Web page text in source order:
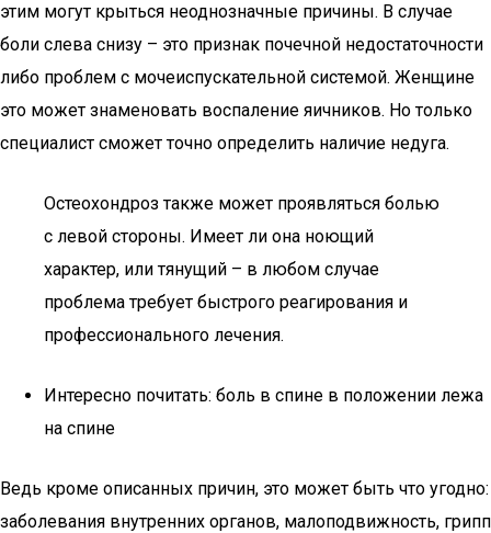
этим могут крыться неоднозначные причины. В случае
боли слева снизу – это признак почечной недостаточности
либо проблем с мочеиспускательной системой. Женщине
это может знаменовать воспаление яичников. Но только
специалист сможет точно определить наличие недуга.
Остеохондроз также может проявляться болью
с левой стороны. Имеет ли она ноющий
характер, или тянущий – в любом случае
проблема требует быстрого реагирования и
профессионального лечения.
Интересно почитать: боль в спине в положении лежа
на спине
Ведь кроме описанных причин, это может быть что угодно:
заболевания внутренних органов, малоподвижность, грипп